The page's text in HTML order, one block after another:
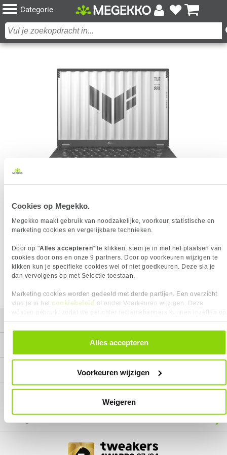
Cookies op Megekko.
Megekko maakt gebruik van noodzakelijke, voorkeur, statistische en
marketing cookies en vergelijkbare technieken.
Door op "Alles accepteren" te klikken, stem je in met het plaatsen van
cookies door ons en onze 9 partners. Door op voorkeuren wijzigen te
kikken kun je specifieke cookies wel of niet goedkeuren. Deze sla je
dan vervolgens op met Selectie toestaan.
Marketing cookies worden gedeeld met derde partijen. Een overzicht
vind je in het cookiebeleid of onder Voorkeuren wijzigen. Deze
alle cookies. Je kunt je gegeven toestemming altijd intrekken, dit doe je
door in de footer van onze website te klikken op ‘Cookievoorkeuren’
Alles accepteren
Voorkeuren wijzigen
Weigeren
Categorie
ASUS TUF GAMING A14 FA401UM-RG010W 14"
RYZEN 7 RTX 5060 GAMING LAPTOP
Het product dat je zocht is helaas niet meer beschikbaar.
Wij doen ons uiterste best om al onze producten zo lang
mogelijk leverbaar te houden.
Helaas is dit product op dit
moment bij geen van onze leveranciers leverbaar.
We helpen je graag met een ander product uit de categorie